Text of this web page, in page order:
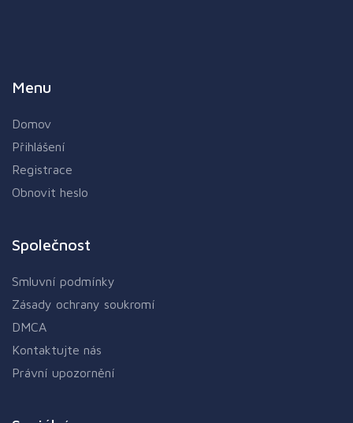
Menu
Domov
Přihlášení
Registrace
Obnovit heslo
Společnost
Smluvní podmínky
Zásady ochrany soukromí
DMCA
Kontaktujte nás
Právní upozornění